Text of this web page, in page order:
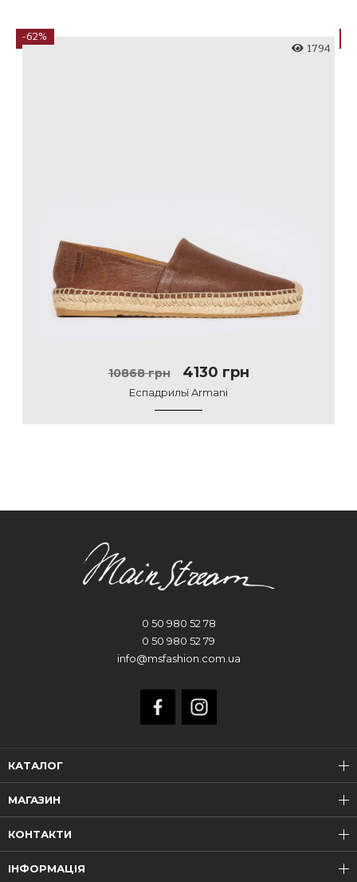
-62%
10868 грн 4130 грн
Еспадрильї Armani
1794
КАТАЛОГ
МАГАЗИН
0 50 980 52 78
0 50 980 52 79
info@msfashion.com.ua
КОНТАКТИ
ІНФОРМАЦІЯ